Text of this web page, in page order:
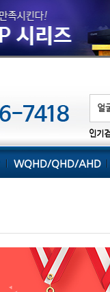
인기
WQHD/QHD/AHD